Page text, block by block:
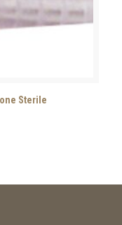
Sterile